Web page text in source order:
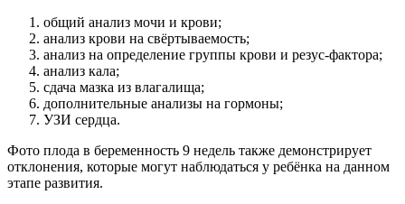
общий анализ мочи и крови;
анализ крови на свёртываемость;
анализ на определение группы крови и резус-фактора;
анализ кала;
сдача мазка из влагалища;
дополнительные анализы на гормоны;
УЗИ сердца.
Фото плода в беременность 9 недель также демонстрирует
отклонения, которые могут наблюдаться у ребёнка на данном
этапе развития.